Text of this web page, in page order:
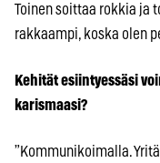
Toinen soittaa rokkia ja
rakkaampi, koska olen
Kehität esiintyessäsi
karismaasi?
”Kommunikoimalla.